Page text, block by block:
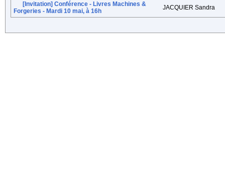
[Invitation] Conférence - Livres Machines &
Forgeries - Mardi 10 mai, à 16h
JACQUIER Sandra